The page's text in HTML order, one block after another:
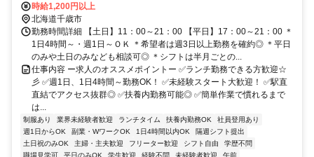
時給1,200円以上
北海道千歳市
勤務時間詳細 【土日】11：00～21：00 【平日】17：00～21：00 ＊
1日4時間～・週1日～ＯＫ ＊希望者は週3日以上勤務を確約◎ ＊平日
のみや土日のみなども相談可◎ ＊シフトは半月ごとの...
仕事内容 ー求人のオススメポイントー ✅ランチ勤務できる方歓迎☆
彡 ✅週1日、1日4時間～勤務OK！ ✅未経験スタート大歓迎！ ✅駅直
直結でアクセス抜群◎ ✅扶養内勤務可能◎ ✅簡単作業で慣れるまで
は...
制服あり 業界未経験者歓迎 ランチタイム 扶養内勤務OK
社員登用あり
週1日からOK
副業・WワークOK 1日4時間以内OK
隔週シフト提出
土日祝のみOK
主婦・主夫歓迎 フリーター歓迎 シフト自由
学歴不問
職場見学可
平日のみOK 学生歓迎 経験不問 未経験者歓迎 午前